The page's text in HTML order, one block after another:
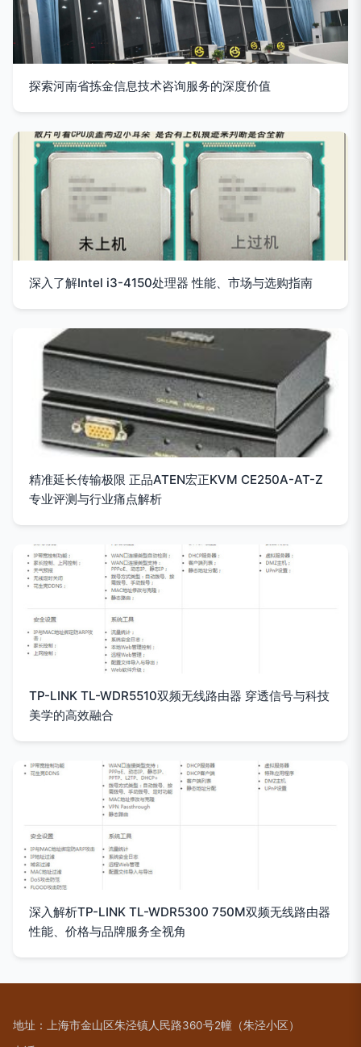
探索河南省拣金信息技术咨询服务的深度价值
深入了解Intel i3-4150处理器 性能、市场与选购指南
精准延长传输极限 正品ATEN宏正KVM CE250A-AT-Z
专业评测与行业痛点解析
TP-LINK TL-WDR5510双频无线路由器 穿透信号与科技
美学的高效融合
深入解析TP-LINK TL-WDR5300 750M双频无线路由器
性能、价格与品牌服务全视角
地址：上海市金山区朱泾镇人民路360号2幢（朱泾小区）